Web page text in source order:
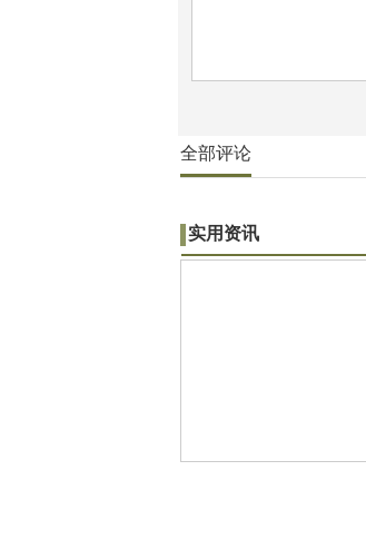
全部评论
实用资讯